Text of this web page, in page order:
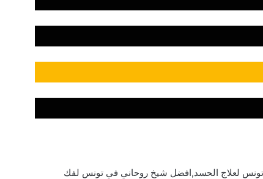
لعلاج الحسد,افضل شيخ روحاني في تونس لفك